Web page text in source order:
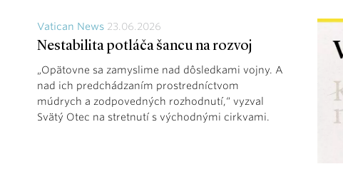
Vatican News 23.06.2026
Nestabilita potláča šancu na rozvoj
„Opätovne sa zamyslime nad dôsledkami vojny. A
nad ich predchádzaním prostredníctvom
múdrych a zodpovedných rozhodnutí,“ vyzval
Svätý Otec na stretnutí s východnými cirkvami.